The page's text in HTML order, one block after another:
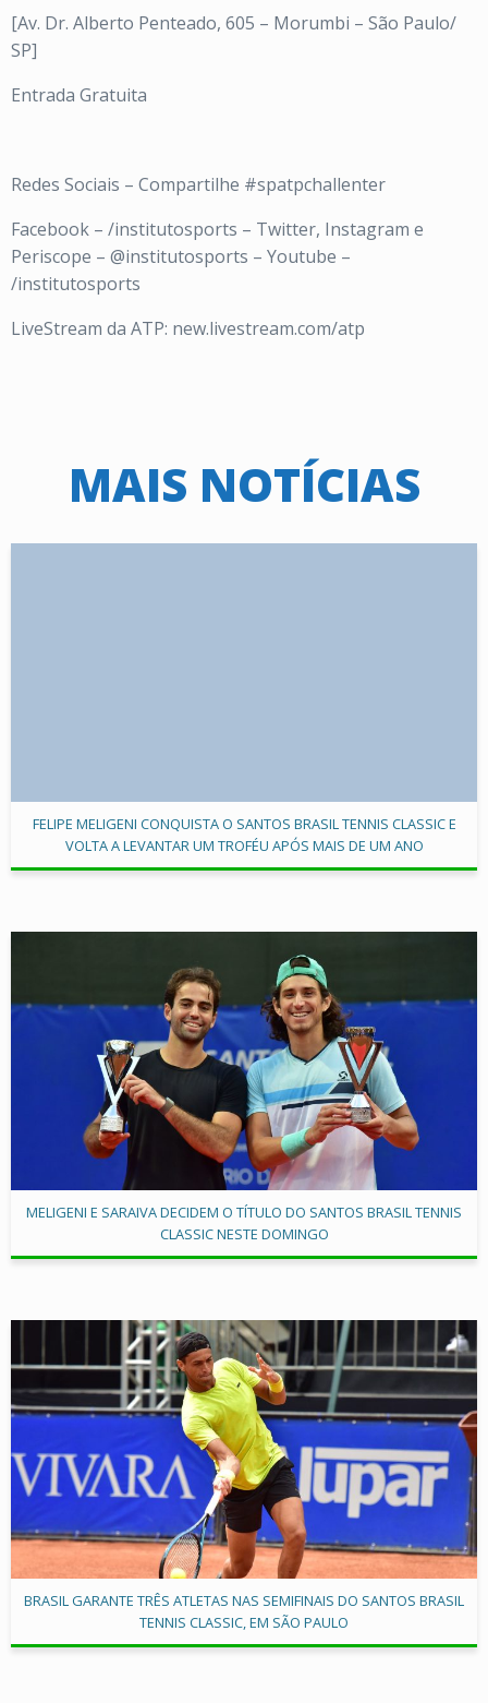
[Av. Dr. Alberto Penteado, 605 – Morumbi – São Paulo/
SP]
Entrada Gratuita
Redes Sociais – Compartilhe #spatpchallenter
Facebook – /institutosports – Twitter, Instagram e
Periscope – @institutosports – Youtube –
/institutosports
LiveStream da ATP: new.livestream.com/atp
MAIS NOTÍCIAS
FELIPE MELIGENI CONQUISTA O SANTOS BRASIL TENNIS CLASSIC E
VOLTA A LEVANTAR UM TROFÉU APÓS MAIS DE UM ANO
MELIGENI E SARAIVA DECIDEM O TÍTULO DO SANTOS BRASIL TENNIS
CLASSIC NESTE DOMINGO
BRASIL GARANTE TRÊS ATLETAS NAS SEMIFINAIS DO SANTOS BRASIL
TENNIS CLASSIC, EM SÃO PAULO